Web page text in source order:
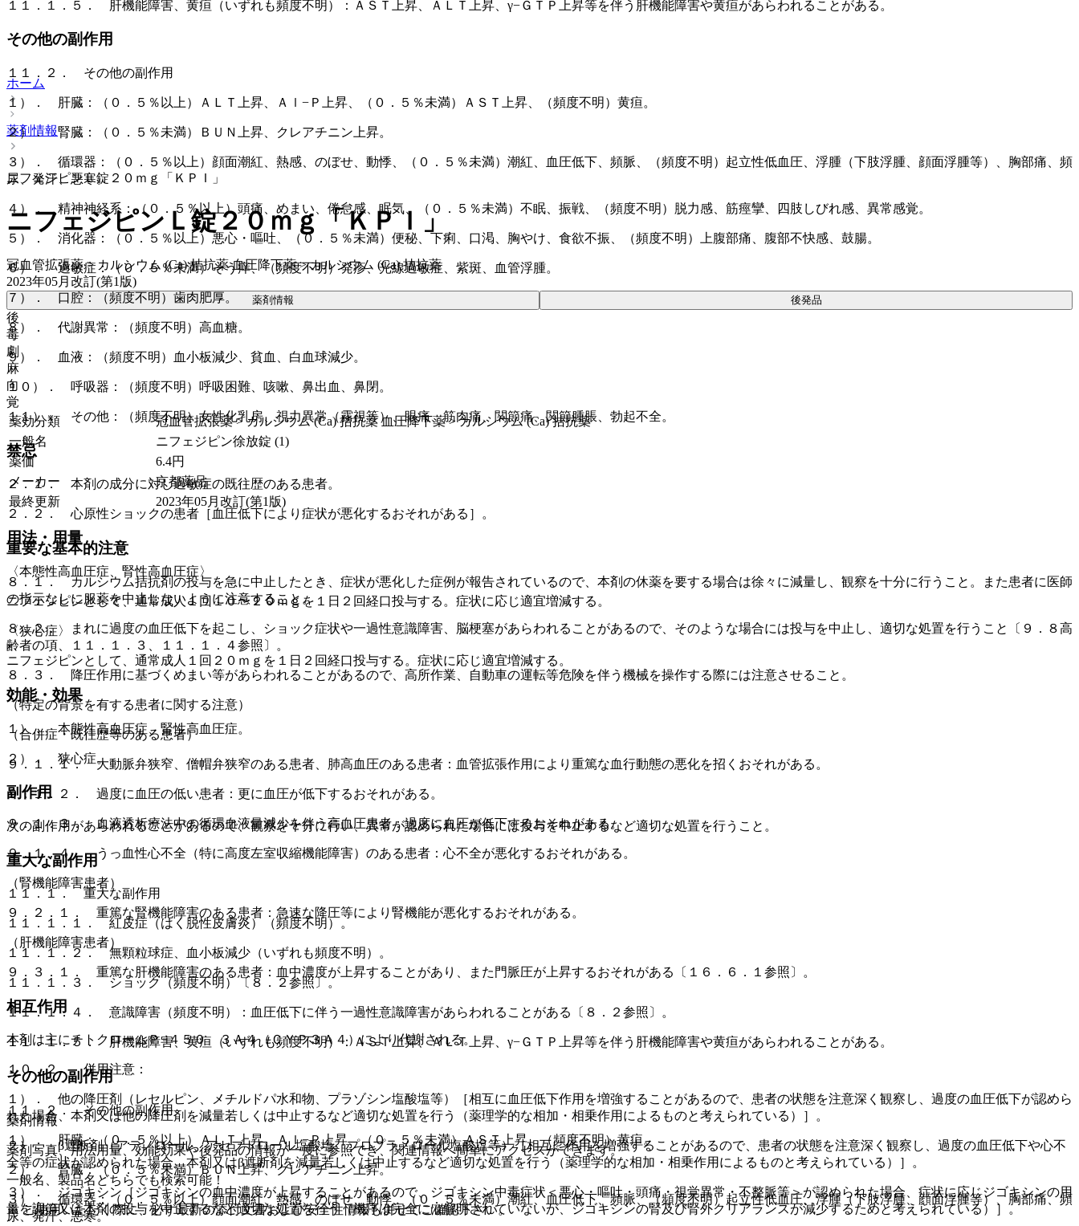
１１．１．５． 肝機能障害、黄疸（いずれも頻度不明）：ＡＳＴ上昇、ＡＬＴ上昇、γ−ＧＴＰ上昇等を伴う肝機能障害や黄疸があらわれることがある。
その他の副作用
１１．２． その他の副作用
１）． 肝臓：（０．５％以上）ＡＬＴ上昇、Ａｌ−Ｐ上昇、（０．５％未満）ＡＳＴ上昇、（頻度不明）黄疸。
２）． 腎臓：（０．５％未満）ＢＵＮ上昇、クレアチニン上昇。
３）． 循環器：（０．５％以上）顔面潮紅、熱感、のぼせ、動悸、（０．５％未満）潮紅、血圧低下、頻脈、（頻度不明）起立性低血圧、浮腫（下肢浮腫、顔面浮腫等）、胸部痛、頻
尿、発汗、悪寒。
４）． 精神神経系：（０．５％以上）頭痛、めまい、倦怠感、眠気、（０．５％未満）不眠、振戦、（頻度不明）脱力感、筋痙攣、四肢しびれ感、異常感覚。
５）． 消化器：（０．５％以上）悪心・嘔吐、（０．５％未満）便秘、下痢、口渇、胸やけ、食欲不振、（頻度不明）上腹部痛、腹部不快感、鼓腸。
６）． 過敏症：（０．５％未満）そう痒、（頻度不明）発疹、光線過敏症、紫斑、血管浮腫。
７）． 口腔：（頻度不明）歯肉肥厚。
８）． 代謝異常：（頻度不明）高血糖。
９）． 血液：（頻度不明）血小板減少、貧血、白血球減少。
１０）． 呼吸器：（頻度不明）呼吸困難、咳嗽、鼻出血、鼻閉。
１１）． その他：（頻度不明）女性化乳房、視力異常（霧視等）、眼痛、筋肉痛、関節痛、関節腫脹、勃起不全。
禁忌
２．１． 本剤の成分に対し過敏症の既往歴のある患者。
２．２． 心原性ショックの患者［血圧低下により症状が悪化するおそれがある］。
重要な基本的注意
８．１． カルシウム拮抗剤の投与を急に中止したとき、症状が悪化した症例が報告されているので、本剤の休薬を要する場合は徐々に減量し、観察を十分に行うこと。また患者に医師
の指示なしに服薬を中止しないように注意すること。
８．２． まれに過度の血圧低下を起こし、ショック症状や一過性意識障害、脳梗塞があらわれることがあるので、そのような場合には投与を中止し、適切な処置を行うこと〔９．８高
齢者の項、１１．１．３、１１．１．４参照〕。
８．３． 降圧作用に基づくめまい等があらわれることがあるので、高所作業、自動車の運転等危険を伴う機械を操作する際には注意させること。
（特定の背景を有する患者に関する注意）
（合併症・既往歴等のある患者）
９．１．１． 大動脈弁狭窄、僧帽弁狭窄のある患者、肺高血圧のある患者：血管拡張作用により重篤な血行動態の悪化を招くおそれがある。
９．１．２． 過度に血圧の低い患者：更に血圧が低下するおそれがある。
９．１．３． 血液透析療法中の循環血液量減少を伴う高血圧患者：過度に血圧が低下するおそれがある。
９．１．４． うっ血性心不全（特に高度左室収縮機能障害）のある患者：心不全が悪化するおそれがある。
（腎機能障害患者）
９．２．１． 重篤な腎機能障害のある患者：急速な降圧等により腎機能が悪化するおそれがある。
（肝機能障害患者）
９．３．１． 重篤な肝機能障害のある患者：血中濃度が上昇することがあり、また門脈圧が上昇するおそれがある〔１６．６．１参照〕。
相互作用
本剤は主にチトクロームＰ−４５０ ３Ａ４（ＣＹＰ３Ａ４）により代謝される。
１０．２． 併用注意：
１）． 他の降圧剤（レセルピン、メチルドパ水和物、プラゾシン塩酸塩等）［相互に血圧低下作用を増強することがあるので、患者の状態を注意深く観察し、過度の血圧低下が認めら
れた場合、本剤又は他の降圧剤を減量若しくは中止するなど適切な処置を行う（薬理学的な相加・相乗作用によるものと考えられている）］。
２）． β遮断剤（アテノロール、アセブトロール塩酸塩、プロプラノロール塩酸塩等）［相互に作用を増強することがあるので、患者の状態を注意深く観察し、過度の血圧低下や心不
全等の症状が認められた場合、本剤又はβ遮断剤を減量若しくは中止するなど適切な処置を行う（薬理学的な相加・相乗作用によるものと考えられている）］。
３）． ジゴキシン［ジゴキシンの血中濃度が上昇することがあるので、ジゴキシン中毒症状＜悪心・嘔吐・頭痛・視覚異常・不整脈等＞が認められた場合、症状に応じジゴキシンの用
量を調節又は本剤の投与を中止するなど適切な処置を行う（機序は完全には解明されていないが、ジゴキシンの腎及び腎外クリアランスが減少するためと考えられている）］。
ホーム
薬剤情報
ニフェジピンＬ錠２０ｍｇ「ＫＰＩ」
ニフェジピンＬ錠２０ｍｇ「ＫＰＩ」
冠血管拡張薬 > カルシウム (Ca) 拮抗薬 血圧降下薬 > カルシウム (Ca) 拮抗薬
2023年05月改訂(第1版)
薬剤情報 後発品
後
毒
劇
麻
向
覚
薬効分類
冠血管拡張薬 > カルシウム (Ca) 拮抗薬 血圧降下薬 > カルシウム (Ca) 拮抗薬
一般名
ニフェジピン徐放錠 (1)
薬価
6.4円
メーカー
京都薬品
最終更新
2023年05月改訂(第1版)
用法・用量
〈本態性高血圧症、腎性高血圧症〉
ニフェジピンとして、通常成人１回１０〜２０ｍｇを１日２回経口投与する。症状に応じ適宜増減する。
〈狭心症〉
ニフェジピンとして、通常成人１回２０ｍｇを１日２回経口投与する。症状に応じ適宜増減する。
効能・効果
１）． 本態性高血圧症、腎性高血圧症。
２）． 狭心症。
副作用
次の副作用があらわれることがあるので、観察を十分に行い、異常が認められた場合には投与を中止するなど適切な処置を行うこと。
重大な副作用
１１．１． 重大な副作用
１１．１．１． 紅皮症（はく脱性皮膚炎）（頻度不明）。
１１．１．２． 無顆粒球症、血小板減少（いずれも頻度不明）。
１１．１．３． ショック（頻度不明）〔８．２参照〕。
１１．１．４． 意識障害（頻度不明）：血圧低下に伴う一過性意識障害があらわれることがある〔８．２参照〕。
１１．１．５． 肝機能障害、黄疸（いずれも頻度不明）：ＡＳＴ上昇、ＡＬＴ上昇、γ−ＧＴＰ上昇等を伴う肝機能障害や黄疸があらわれることがある。
その他の副作用
１１．２． その他の副作用
１）． 肝臓：（０．５％以上）ＡＬＴ上昇、Ａｌ−Ｐ上昇、（０．５％未満）ＡＳＴ上昇、（頻度不明）黄疸。
２）． 腎臓：（０．５％未満）ＢＵＮ上昇、クレアチニン上昇。
３）． 循環器：（０．５％以上）顔面潮紅、熱感、のぼせ、動悸、（０．５％未満）潮紅、血圧低下、頻脈、（頻度不明）起立性低血圧、浮腫（下肢浮腫、顔面浮腫等）、胸部痛、頻
尿、発汗、悪寒。
薬剤情報
薬剤写真、用法用量、効能効果や後発品の情報が一度に参照でき、関連情報へ簡単にアクセスができます。
一般名、製品名どちらでも検索可能！
※ ご使用いただく際に、必ず最新の添付文書および安全性情報も併せてご確認下さい。